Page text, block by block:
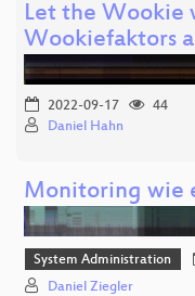
Let the Wookie
Wookiefaktors
2022-09-17
44
Daniel Hahn
Monitoring wie
System Administration
Daniel Ziegler